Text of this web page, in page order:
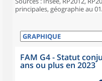
principales, géographie au
FAM G4 - Statut
ans ou plus en 2023